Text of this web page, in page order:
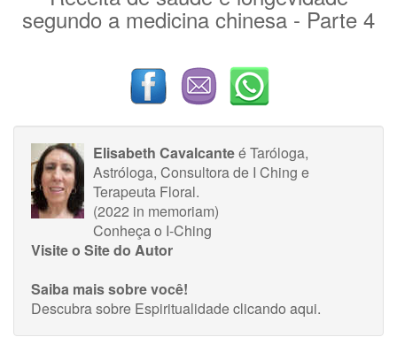
segundo a medicina chinesa - Parte 4
Elisabeth Cavalcanteé Taróloga,
Astróloga, Consultora de I Ching e
Terapeuta Floral.
(2022 in memoriam)
Conheça o I-Ching
Visite o Site do Autor
Saiba mais sobre você!
Descubra sobre Espiritualidadeclicando aqui.